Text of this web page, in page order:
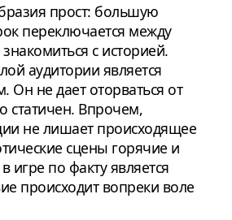
прост: большую
переключается между
с историей.
аудитории является
Он не дает оторваться от
статичен. Впрочем,
не лишает происходящее
сцены горячие и
игре по факту является
происходит вопреки воле